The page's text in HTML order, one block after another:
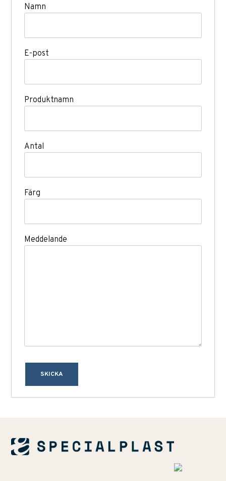
Namn
E-post
Produktnamn
Antal
Färg
Meddelande
SKICKA